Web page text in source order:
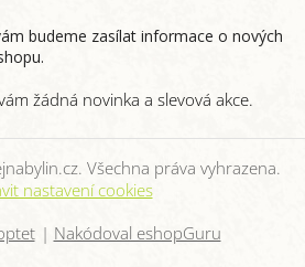
budeme zasílat informace o nových
| Nakódoval eshopGuru
. Všechna práva vyhrazena.
nastavení cookies